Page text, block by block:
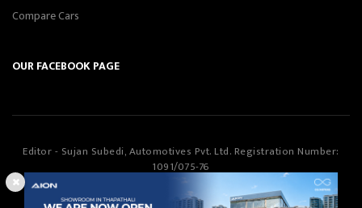
Compare Cars
OUR FACEBOOK PAGE
Editor - Sujan Subedi, Automotives Pvt. Ltd. Registration Number:
1091/075-76
©Copyright2026Automotives Pvt. LtdAll Rights Reserved.